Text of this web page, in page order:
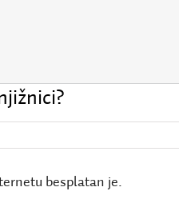
besplatan je.